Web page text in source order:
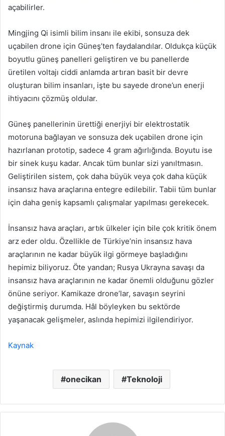
açabilirler.
Mingjing Qi isimli bilim insanı ile ekibi, sonsuza dek
uçabilen drone için Güneş’ten faydalandılar. Oldukça küçük
boyutlu güneş panelleri geliştiren ve bu panellerde
üretilen voltajı ciddi anlamda artıran basit bir devre
oluşturan bilim insanları, işte bu sayede drone’un enerji
ihtiyacını çözmüş oldular.
Güneş panellerinin ürettiği enerjiyi bir elektrostatik
motoruna bağlayan ve sonsuza dek uçabilen drone için
hazırlanan prototip, sadece 4 gram ağırlığında. Boyutu ise
bir sinek kuşu kadar. Ancak tüm bunlar sizi yanıltmasın.
Geliştirilen sistem, çok daha büyük veya çok daha küçük
insansız hava araçlarına entegre edilebilir. Tabii tüm bunlar
için daha geniş kapsamlı çalışmalar yapılması gerekecek.
İnsansız hava araçları, artık ülkeler için bile çok kritik önem
arz eder oldu. Özellikle de Türkiye’nin insansız hava
araçlarının ne kadar büyük ilgi görmeye başladığını
hepimiz biliyoruz. Öte yandan; Rusya Ukrayna savaşı da
insansız hava araçlarının ne kadar önemli olduğunu gözler
önüne seriyor. Kamikaze drone’lar, savaşın seyrini
değiştirmiş durumda. Hâl böyleyken bu sektörde
yaşanacak gelişmeler, aslında hepimizi ilgilendiriyor.
Kaynak
onecikan Teknoloji